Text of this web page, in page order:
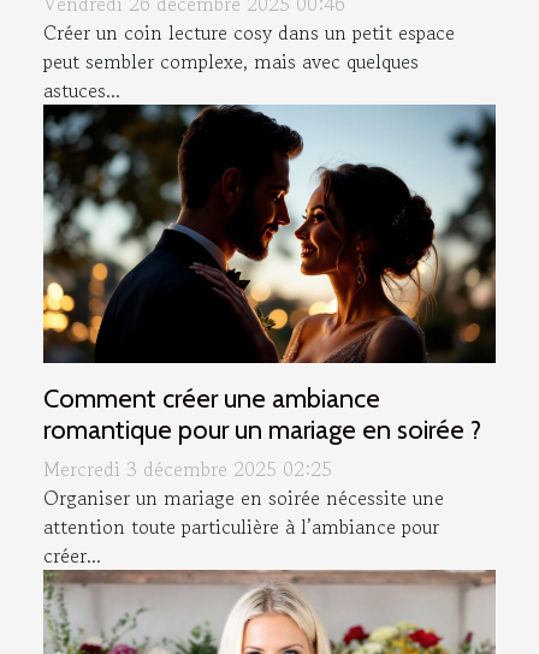
Créer un coin lecture cosy dans un petit espace
peut sembler complexe, mais avec quelques
astuces...
Comment créer une ambiance
romantique pour un mariage en soirée ?
Mercredi 3 décembre 2025 02:25
Organiser un mariage en soirée nécessite une
attention toute particulière à l’ambiance pour
créer...